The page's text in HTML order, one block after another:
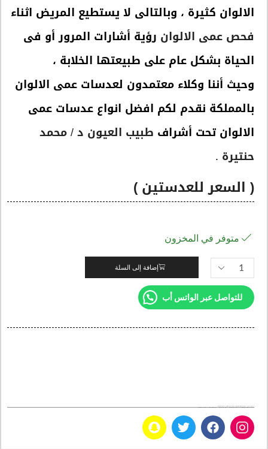
الالوان كثيرة ، وبالتالى لا يستطيع المريض اثناء
فحص عمى الالوان رؤية أشارات المرور أو فى
الحياة بشكل عام على طبيعتها الخلابة ،
وحيث أننا وكلاء معتمدون لعدسات عمى الالوان
بالمملكة نقدم لكم افضل انواع عدسات عمى
الالوان تحت أشراف طبيب العيون د / محمد
حنتيرة .
( السعر للعدستين )
متوفر في المخزون
إضافة إلى السلة
للتواصل عبر الواتس أب